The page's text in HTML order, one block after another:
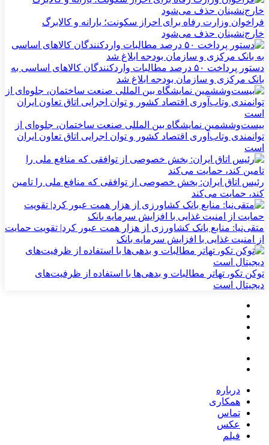
فراخوان وزارت رفاه برای احراز سکونت؛ یارانه و کالابرگ
خارج‌نشینان حذف می‌شود
دستور پرداخت ۵۰ درصد مطالبات واردکنندگان کالاهای اساسی به
بانک مرکزی و سازمان بودجه ابلاغ شد
بیست‌وششمین نمایشگاه بین المللی صنعت ساختمان، جلوه‌ای از
توانمندی وتاب‌آوری اقتصاد کشور و توان اجرایی اتاق تعاون ایران
است
رئیس اتاق ایران: بخش خصوصی از توافقی که منافع ملی را تامین
کند، حمایت می‌کند
متقی‌نیا: منابع بانک کشاورزی از هزار همت عبور کرد| تقویت حمایت
از امنیت غذایی با افزایش سرمایه بانک
توکن تکو، تهاتر مطالبات و بدهی‌ها با استفاده از ظرفیت‌های
دیجیتال است
درباره
همکاری
تماس
عکس
فیلم